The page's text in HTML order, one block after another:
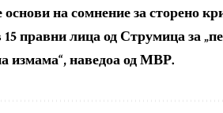
на сомнение за сторено
правни лица од Струмица за
измама“, наведоа од МВР.